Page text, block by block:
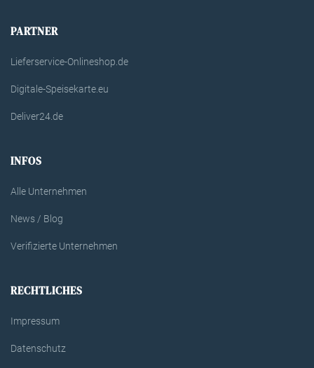
PARTNER
Lieferservice-Onlineshop.de
Digitale-Speisekarte.eu
Deliver24.de
INFOS
Alle Unternehmen
News / Blog
Verifizierte Unternehmen
RECHTLICHES
Impressum
Datenschutz